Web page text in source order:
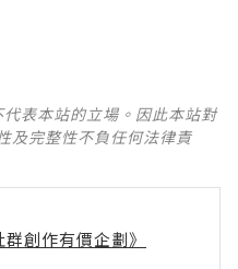
表本站的立場。因此本站對
及完整性不負任何法律責
創作有價企劃》